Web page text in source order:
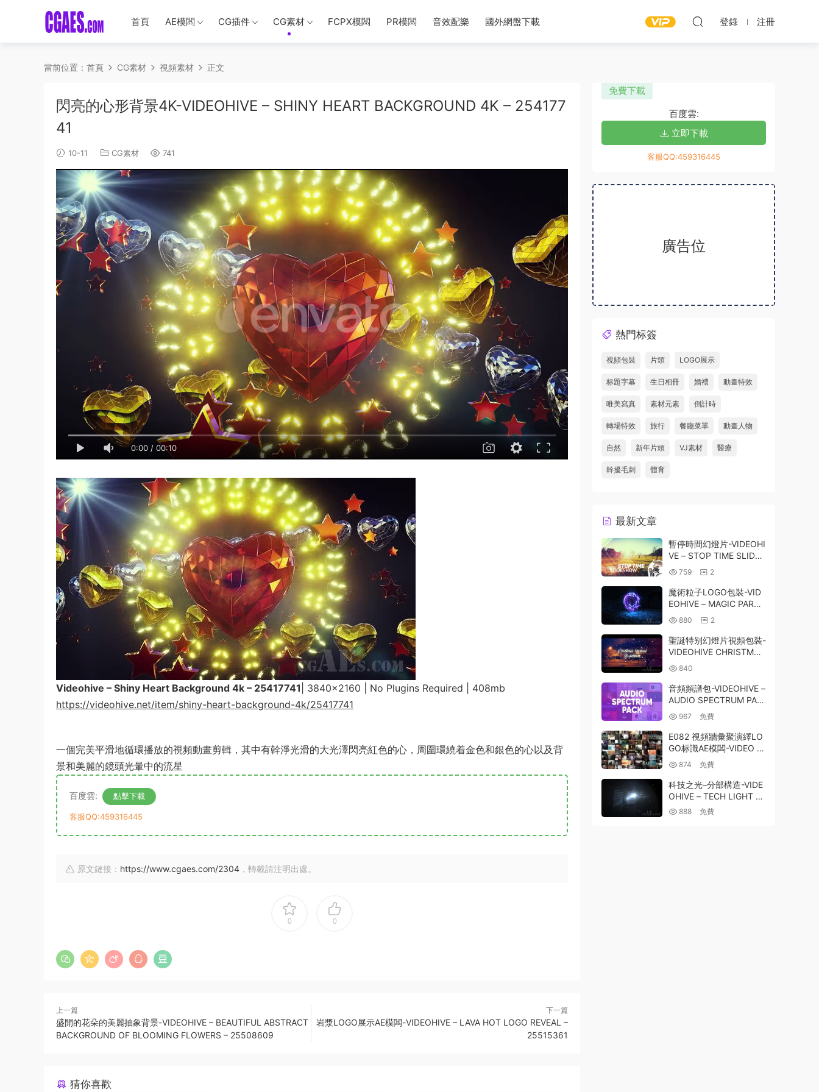
首頁 AE模闆 CG插件 CG素材 FCPX模闆 PR模闆 音效配樂 國外網盤下載 登錄 注冊
當前位置： 首頁 CG素材 視頻素材 正文
閃亮的心形背景4K-VIDEOHIVE – SHINY HEART BACKGROUND 4K – 254177
41
10-11 CG素材 741
0:00 / 00:10
Videohive – Shiny Heart Background 4k – 25417741 | 3840×2160 | No Plugins Required | 408mb
https://videohive.net/item/shiny-heart-background-4k/25417741
一個完美平滑地循環播放的視頻動畫剪輯，其中有幹淨光滑的大光澤閃亮紅色的心，周圍環繞着金色和銀色的心以及背
景和美麗的鏡頭光暈中的流星
百度雲: 點擊下載
客服QQ:459316445
原文鏈接： https://www.cgaes.com/2304 ，轉載請注明出處。
0 0
上一篇
盛開的花朵的美麗抽象背景-VIDEOHIVE – BEAUTIFUL ABSTRACT
BACKGROUND OF BLOOMING FLOWERS – 25508609
下一篇
岩漿LOGO展示AE模闆-VIDEOHIVE – LAVA HOT LOGO REVEAL –
25515361
猜你喜歡
免費下載
百度雲:
立即下載
客服QQ:459316445
廣告位
熱門标簽
視頻包裝 片頭 LOGO展示
标題字幕 生日相冊 婚禮 動畫特效
唯美寫真 素材元素 倒計時
轉場特效 旅行 餐廳菜單 動畫人物
自然 新年片頭 VJ素材 醫療
幹擾毛刺 體育
最新文章
暫停時間幻燈片-VIDEOHI
VE – STOP TIME SLIDES
HOW 11824843
759 2
魔術粒子LOGO包裝-VID
EOHIVE – MAGIC PARTI
CLES LOGO – 2568321
5
880 2
聖誕特别幻燈片視頻包裝-
VIDEOHIVE CHRISTMAS
SPECIAL SLIDESHOW 2
1036029
840
音頻頻譜包-VIDEOHIVE –
AUDIO SPECTRUM PAC
K 25645087
967 免費
E082 視頻牆彙聚演繹LO
GO标識AE模闆-VIDEO W
ALL – LOGO REVEAL
874 免費
科技之光–分部構造-VIDE
OHIVE – TECH LIGHT –
CONSTRUCTS BY PART
888 免費